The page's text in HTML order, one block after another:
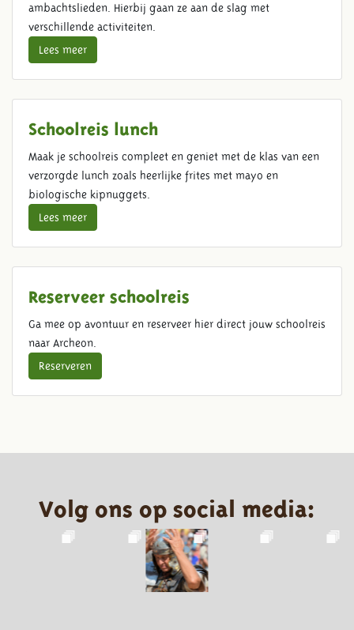
ambachtslieden. Hierbij gaan ze aan de slag met
verschillende activiteiten.
Lees meer
Schoolreis lunch
Maak je schoolreis compleet en geniet met de klas van een
verzorgde lunch zoals heerlijke frites met mayo en
biologische kipnuggets.
Lees meer
Reserveer schoolreis
Ga mee op avontuur en reserveer hier direct jouw schoolreis
naar Archeon.
Reserveren
Volg ons op social media: